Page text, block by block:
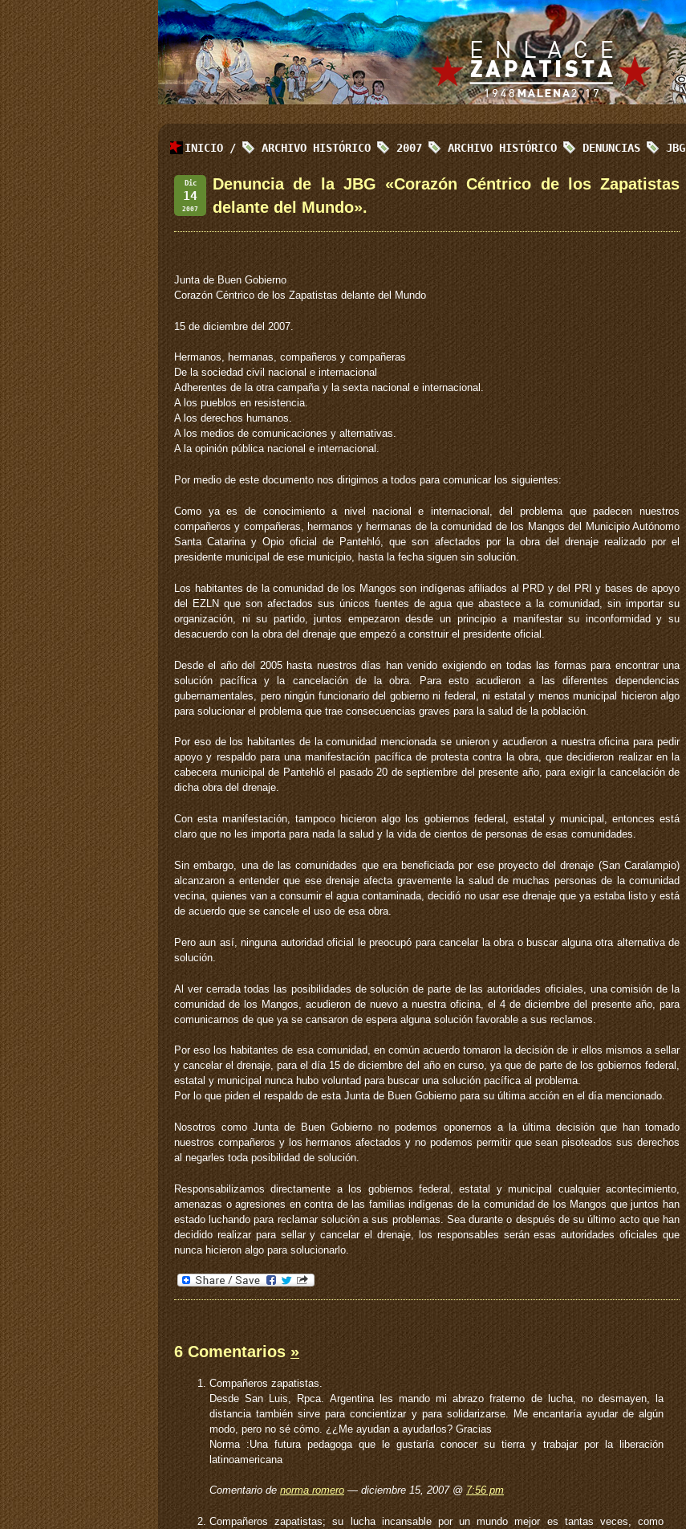
INICIO / ARCHIVO HISTÓRICO 2007 ARCHIVO HISTÓRICO DENUNCIAS JBG
Dic
14
2007
Denuncia de la JBG «Corazón Céntrico de los Zapatistas
delante del Mundo».
Junta de Buen Gobierno
Corazón Céntrico de los Zapatistas delante del Mundo
15 de diciembre del 2007.
Hermanos, hermanas, compañeros y compañeras
De la sociedad civil nacional e internacional
Adherentes de la otra campaña y la sexta nacional e internacional.
A los pueblos en resistencia.
A los derechos humanos.
A los medios de comunicaciones y alternativas.
A la opinión pública nacional e internacional.
Por medio de este documento nos dirigimos a todos para comunicar los siguientes:
Como ya es de conocimiento a nivel nacional e internacional, del problema que padecen nuestros
compañeros y compañeras, hermanos y hermanas de la comunidad de los Mangos del Municipio Autónomo
Santa Catarina y Opio oficial de Pantehló, que son afectados por la obra del drenaje realizado por el
presidente municipal de ese municipio, hasta la fecha siguen sin solución.
Los habitantes de la comunidad de los Mangos son indígenas afiliados al PRD y del PRI y bases de apoyo
del EZLN que son afectados sus únicos fuentes de agua que abastece a la comunidad, sin importar su
organización, ni su partido, juntos empezaron desde un principio a manifestar su inconformidad y su
desacuerdo con la obra del drenaje que empezó a construir el presidente oficial.
Desde el año del 2005 hasta nuestros días han venido exigiendo en todas las formas para encontrar una
solución pacífica y la cancelación de la obra. Para esto acudieron a las diferentes dependencias
gubernamentales, pero ningún funcionario del gobierno ni federal, ni estatal y menos municipal hicieron algo
para solucionar el problema que trae consecuencias graves para la salud de la población.
Por eso de los habitantes de la comunidad mencionada se unieron y acudieron a nuestra oficina para pedir
apoyo y respaldo para una manifestación pacífica de protesta contra la obra, que decidieron realizar en la
cabecera municipal de Pantehló el pasado 20 de septiembre del presente año, para exigir la cancelación de
dicha obra del drenaje.
Con esta manifestación, tampoco hicieron algo los gobiernos federal, estatal y municipal, entonces está
claro que no les importa para nada la salud y la vida de cientos de personas de esas comunidades.
Sin embargo, una de las comunidades que era beneficiada por ese proyecto del drenaje (San Caralampio)
alcanzaron a entender que ese drenaje afecta gravemente la salud de muchas personas de la comunidad
vecina, quienes van a consumir el agua contaminada, decidió no usar ese drenaje que ya estaba listo y está
de acuerdo que se cancele el uso de esa obra.
Pero aun así, ninguna autoridad oficial le preocupó para cancelar la obra o buscar alguna otra alternativa de
solución.
Al ver cerrada todas las posibilidades de solución de parte de las autoridades oficiales, una comisión de la
comunidad de los Mangos, acudieron de nuevo a nuestra oficina, el 4 de diciembre del presente año, para
comunicarnos de que ya se cansaron de espera alguna solución favorable a sus reclamos.
Por eso los habitantes de esa comunidad, en común acuerdo tomaron la decisión de ir ellos mismos a sellar
y cancelar el drenaje, para el día 15 de diciembre del año en curso, ya que de parte de los gobiernos federal,
estatal y municipal nunca hubo voluntad para buscar una solución pacífica al problema.
Por lo que piden el respaldo de esta Junta de Buen Gobierno para su última acción en el día mencionado.
Nosotros como Junta de Buen Gobierno no podemos oponernos a la última decisión que han tomado
nuestros compañeros y los hermanos afectados y no podemos permitir que sean pisoteados sus derechos
al negarles toda posibilidad de solución.
Responsabilizamos directamente a los gobiernos federal, estatal y municipal cualquier acontecimiento,
amenazas o agresiones en contra de las familias indígenas de la comunidad de los Mangos que juntos han
estado luchando para reclamar solución a sus problemas. Sea durante o después de su último acto que han
decidido realizar para sellar y cancelar el drenaje, los responsables serán esas autoridades oficiales que
nunca hicieron algo para solucionarlo.
6 Comentarios »
Compañeros zapatistas.
Desde San Luis, Rpca. Argentina les mando mi abrazo fraterno de lucha, no desmayen, la
distancia también sirve para concientizar y para solidarizarse. Me encantaría ayudar de algún
modo, pero no sé cómo. ¿¿Me ayudan a ayudarlos? Gracias
Norma :Una futura pedagoga que le gustaría conocer su tierra y trabajar por la liberación
latinoamericana
Comentario de norma romero — diciembre 15, 2007 @ 7:56 pm
Compañeros zapatistas; su lucha incansable por un mundo mejor es tantas veces, como